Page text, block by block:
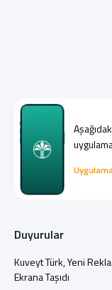
Duyurular
Kuveyt Türk, Yeni
Ekrana Taşıdı